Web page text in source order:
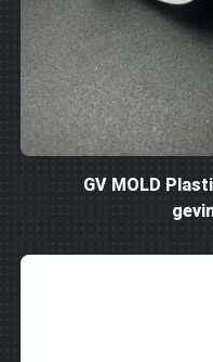
GV MOLD